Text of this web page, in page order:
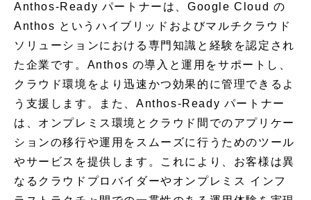
Anthos-Ready パートナーは、Google Cloud の
Anthos というハイブリッドおよびマルチクラウド
ソリューションにおける専門知識と経験を認定され
た企業です。Anthos の導入と運用をサポートし、
クラウド環境をより迅速かつ効果的に管理できるよ
う支援します。また、Anthos-Ready パートナー
は、オンプレミス環境とクラウド間でのアプリケー
ションの移行や運用をスムーズに行うためのツール
やサービスを提供します。これにより、お客様は異
なるクラウドプロバイダーやオンプレミス インフ